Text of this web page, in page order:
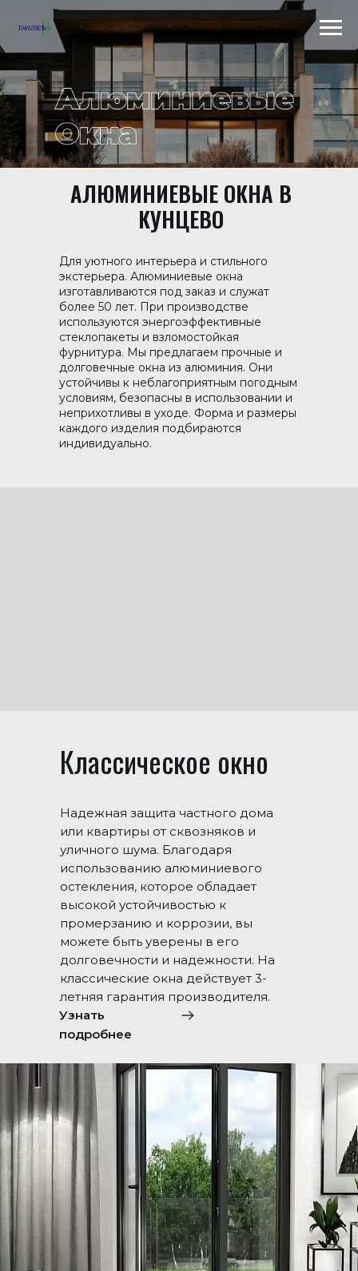
Scroll to top →
АЛЮМИНИЕВЫЕ ОКНА В
КУНЦЕВО
Для уютного интерьера и стильного
экстерьера. Алюминиевые окна
изготавливаются под заказ и служат
более 50 лет. При производстве
используются энергоэффективные
стеклопакеты и взломостойкая
фурнитура. Мы предлагаем прочные и
долговечные окна из алюминия. Они
устойчивы к неблагоприятным погодным
условиям, безопасны в использовании и
неприхотливы в уходе. Форма и размеры
каждого изделия подбираются
индивидуально.
Классическое окно
Надежная защита частного дома
или квартиры от сквозняков и
уличного шума. Благодаря
использованию алюминиевого
остекления, которое обладает
высокой устойчивостью к
промерзанию и коррозии, вы
можете быть уверены в его
долговечности и надежности. На
классические окна действует 3-
летняя гарантия производителя.
Узнать
подробнее